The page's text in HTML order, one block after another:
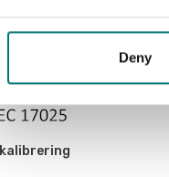
Deny